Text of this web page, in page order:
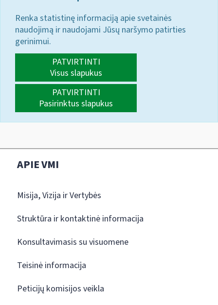
Renka statistinę informaciją apie svetainės
naudojimą ir naudojami Jūsų naršymo patirties
gerinimui.
PATVIRTINTI
Visus slapukus
PATVIRTINTI
Pasirinktus slapukus
APIE VMI
Misija, Vizija ir Vertybės
Struktūra ir kontaktinė informacija
Konsultavimasis su visuomene
Teisinė informacija
Peticijų komisijos veikla